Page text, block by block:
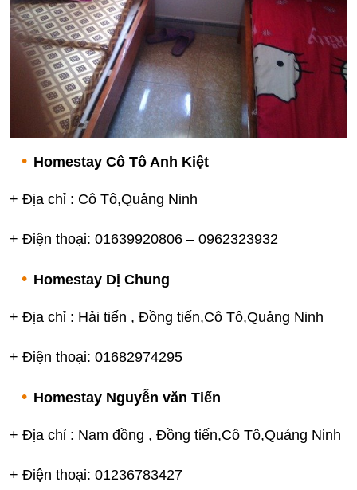
Homestay Cô Tô Anh Kiệt
+ Địa chỉ : Cô Tô,Quảng Ninh
+ Điện thoại: 01639920806 – 0962323932
Homestay Dị Chung
+ Địa chỉ : Hải tiến , Đồng tiến,Cô Tô,Quảng Ninh
+ Điện thoại: 01682974295
Homestay Nguyễn văn Tiến
+ Địa chỉ : Nam đồng , Đồng tiến,Cô Tô,Quảng Ninh
+ Điện thoại: 01236783427